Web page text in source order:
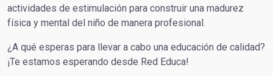
actividades de estimulación para construir una madurez
física y mental del niño de manera profesional.
¿A qué esperas para llevar a cabo una educación de calidad?
¡Te estamos esperando desde Red Educa!